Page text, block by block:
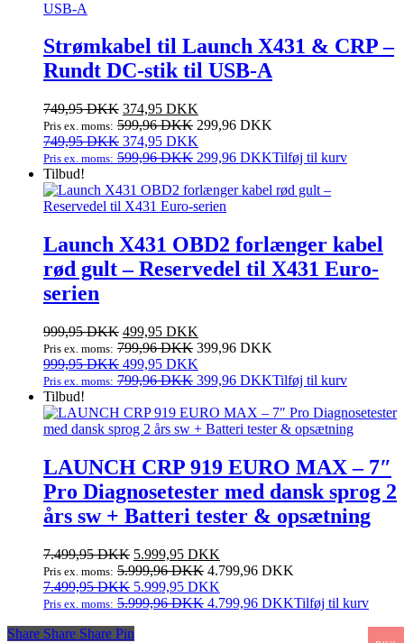
Strømkabel til Launch X431 & CRP –
Rundt DC‑stik til USB‑A
749,95DKK Den
oprindelige
pris
var:
374,95 DKK
aktuelle
er:
Pris ex. moms: 599,96DKK 299,96 DKK
749,95DKK Den
oprindelige
var:
749,95 DKK.
374,95 DKK
aktuelle
er:
374,95 DKK.
Pris ex. moms: 599,96DKK 299,96 DKKTilføj til kurv
Tilbud!
Launch X431 OBD2 forlænger kabel
rød gult – Reservedel til X431 Euro-
serien
999,95DKK Den
oprindelige
pris
var:
499,95 DKK
aktuelle
er:
Pris ex. moms: 799,96DKK 399,96 DKK
999,95DKK Den
oprindelige
var:
999,95 DKK.
499,95 DKK
aktuelle
er:
499,95 DKK.
Pris ex. moms: 799,96DKK 399,96 DKKTilføj til kurv
Tilbud!
LAUNCH CRP 919 EURO MAX – 7″
Pro Diagnosetester med dansk sprog 2
års sw + Batteri tester & opsætning
7.499,95DKK Den
oprindelige
pris
var:
5.999,95 DKK
aktuelle
er:
Pris ex. moms: 5.999,96DKK 4.799,96 DKK
7.499,95DKK Den
oprindelige
var:
5.999,95 DKK
aktuelle
Pris ex. moms: 5.999,96DKK 4.799,96 DKKTilføj til kurv
Share
Share Share Share Pin